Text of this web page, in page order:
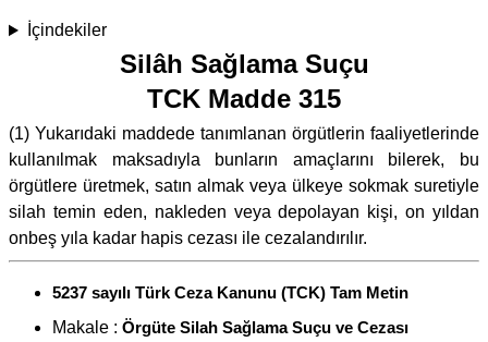
İçindekiler
Silâh Sağlama Suçu
TCK Madde 315
(1) Yukarıdaki maddede tanımlanan örgütlerin faaliyetlerinde
kullanılmak maksadıyla bunların amaçlarını bilerek, bu
örgütlere üretmek, satın almak veya ülkeye sokmak suretiyle
silah temin eden, nakleden veya depolayan kişi, on yıldan
onbeş yıla kadar hapis cezası ile cezalandırılır.
5237 sayılı Türk Ceza Kanunu (TCK) Tam Metin
Makale : Örgüte Silah Sağlama Suçu ve Cezası